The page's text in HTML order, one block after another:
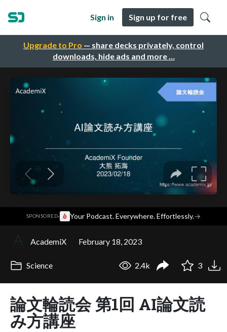
Upgrade to Pro — share decks privately, control
downloads, hide ads and more …
Sign in Sign up for free
SPONSORED· Your Podcast. Everywhere. Effortlessly.→
AcademiX February 18, 2023
Science 2.4k 3
論文輪読会 第1回 AI論文読
み方講座